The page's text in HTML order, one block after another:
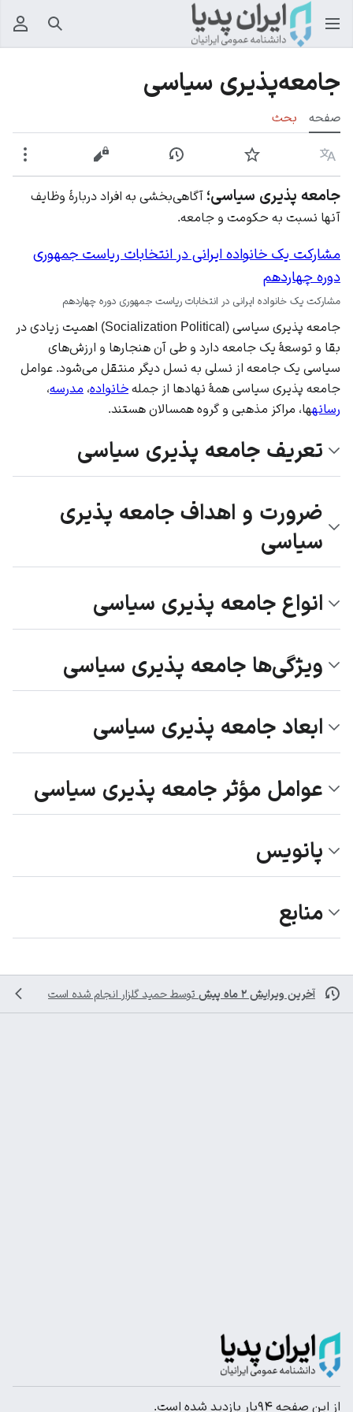
جستجو
جامعه‌پذیری سیاسی
صفحه بحث
زبان پیگیری نمایش تاریخچهنمایش مبدأ
جامعه پذیری سیاسی؛ آگاهی‌بخشی به افراد دربارهٔ وظایف
آنها نسبت به حکومت و جامعه.
مشارکت یک خانواده ایرانی در انتخابات ریاست جمهوری
دوره چهاردهم
مشارکت یک خانواده ایرانی در انتخابات ریاست جمهوری دوره چهاردهم
جامعه پذیری سیاسی (Socialization Political) اهمیت زیادی در
بقا و توسعهٔ یک جامعه دارد و طی آن هنجارها و ارزش‌های
سیاسی یک جامعه از نسلی به نسل دیگر منتقل می‌شود. عوامل
جامعه پذیری سیاسی همهٔ نهادها از جمله خانواده، مدرسه،
رسانهها، مراکز مذهبی و گروه همسالان هستند.
تعریف جامعه پذیری سیاسی
ضرورت و اهداف جامعه پذیری
سیاسی
انواع جامعه پذیری سیاسی
ویژگی‌ها جامعه پذیری سیاسی
ابعاد جامعه پذیری سیاسی
عوامل مؤثر جامعه پذیری سیاسی
پانویس
منابع
آخرین ویرایش ۲ ماه پیش توسط حمید گلزار انجام شده است
از این صفحه ۹۴بار بازدید شده است.